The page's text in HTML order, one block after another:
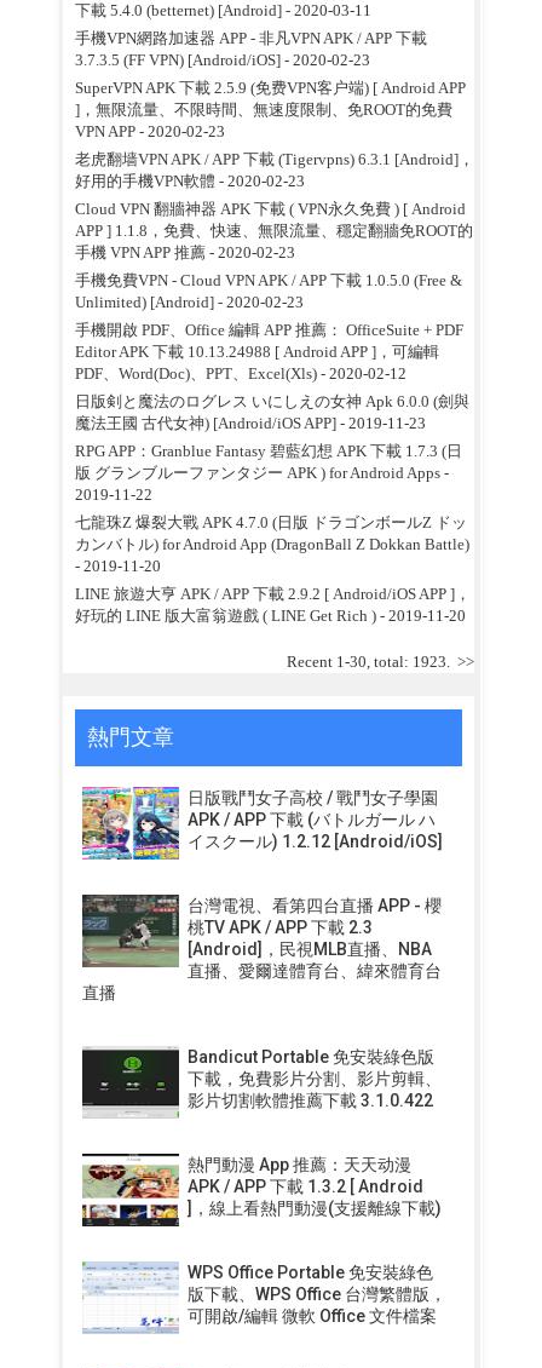
下載 5.4.0 (betternet) [Android]- 2020-03-11
手機VPN網路加速器 APP - 非凡VPN APK / APP 下載
3.7.3.5 (FF VPN) [Android/iOS]- 2020-02-23
SuperVPN APK 下載 2.5.9 (免费VPN客户端) [ Android APP
]，無限流量、不限時間、無速度限制、免ROOT的免費
VPN APP- 2020-02-23
老虎翻墙VPN APK / APP 下載 (Tigervpns) 6.3.1 [Android]，
好用的手機VPN軟體 - 2020-02-23
Cloud VPN 翻牆神器 APK 下載 ( VPN永久免費 ) [ Android
APP ] 1.1.8，免費、快速、無限流量、穩定翻牆免ROOT的
手機 VPN APP 推薦- 2020-02-23
手機免費VPN - Cloud VPN APK / APP 下載 1.0.5.0 (Free &
Unlimited) [Android]- 2020-02-23
手機開啟 PDF、Office 編輯 APP 推薦： OfficeSuite + PDF
Editor APK 下載 10.13.24988 [ Android APP ]，可編輯
PDF、Word(Doc)、PPT、Excel(Xls)- 2020-02-12
日版剣と魔法のログレス いにしえの女神 Apk 6.0.0 (劍與
魔法王國 古代女神) [Android/iOS APP]- 2019-11-23
RPG APP：Granblue Fantasy 碧藍幻想 APK 下載 1.7.3 (日
版 グランブルーファンタジー APK ) for Android Apps -
2019-11-22
七龍珠Z 爆裂大戰 APK 4.7.0 (日版 ドラゴンボールZ ドッ
カンバトル) for Android App (DragonBall Z Dokkan Battle)
- 2019-11-20
LINE 旅遊大亨 APK / APP 下載 2.9.2 [ Android/iOS APP ]，
好玩的 LINE 版大富翁遊戲 ( LINE Get Rich )- 2019-11-20
Recent 1-30, total: 1923. >>
熱門文章
日版戰鬥女子高校 / 戰鬥女子學園
APK / APP 下載 (バトルガール ハ
イスクール) 1.2.12 [Android/iOS]
台灣電視、看第四台直播 APP - 櫻
桃TV APK / APP 下載 2.3
[Android]，民視MLB直播、NBA
直播、愛爾達體育台、緯來體育台
直播
Bandicut Portable 免安裝綠色版
下載，免費影片分割、影片剪輯、
影片切割軟體推薦下載 3.1.0.422
熱門動漫 App 推薦：天天动漫
APK / APP 下載 1.3.2 [ Android
]，線上看熱門動漫(支援離線下載)
WPS Office Portable 免安裝綠色
版下載、WPS Office 台灣繁體版，
可開啟/編輯 微軟 Office 文件檔案